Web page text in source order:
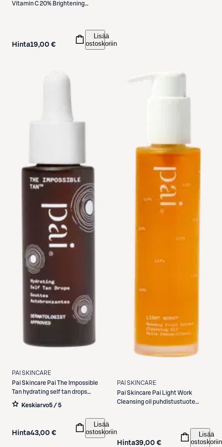
Vitamin C 20% Brightening
Hinta19,00 €
Lisää
ostoskoriin
PAI SKINCARE
Pai Skincare Pai The Impossible
Tan hydrating self tan drops
itseruskettava 30ml
Keskiarvo5 / 5
Hinta43,00 €
Lisää
ostoskoriin
PAI SKINCARE
Pai Skincare Pai Light Work
Cleansing oil puhdistustuote
Hinta39,00 €
Lisää
ostoskoriin